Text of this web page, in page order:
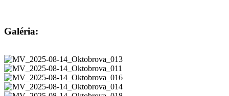
Galéria: